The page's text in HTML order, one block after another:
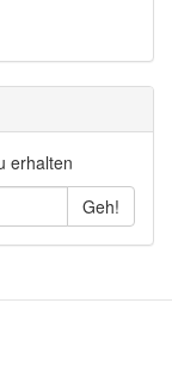
erhalten
Geh!